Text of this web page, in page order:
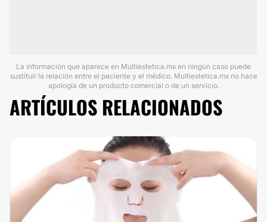
La información que aparece en Multiestetica.mx en ningún caso puede
sustituir la relación entre el paciente y el médico. Multiestetica.mx no hace
apología de un producto comercial o de un servicio.
ARTÍCULOS RELACIONADOS